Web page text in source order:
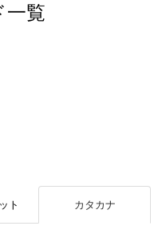
一覧
ト カタカナ